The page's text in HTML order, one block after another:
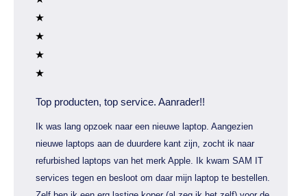
Top producten, top service. Aanrader!!
Ik was lang opzoek naar een nieuwe laptop. Aangezien
nieuwe laptops aan de duurdere kant zijn, zocht ik naar
refurbished laptops van het merk Apple. Ik kwam SAM IT
services tegen en besloot om daar mijn laptop te bestellen.